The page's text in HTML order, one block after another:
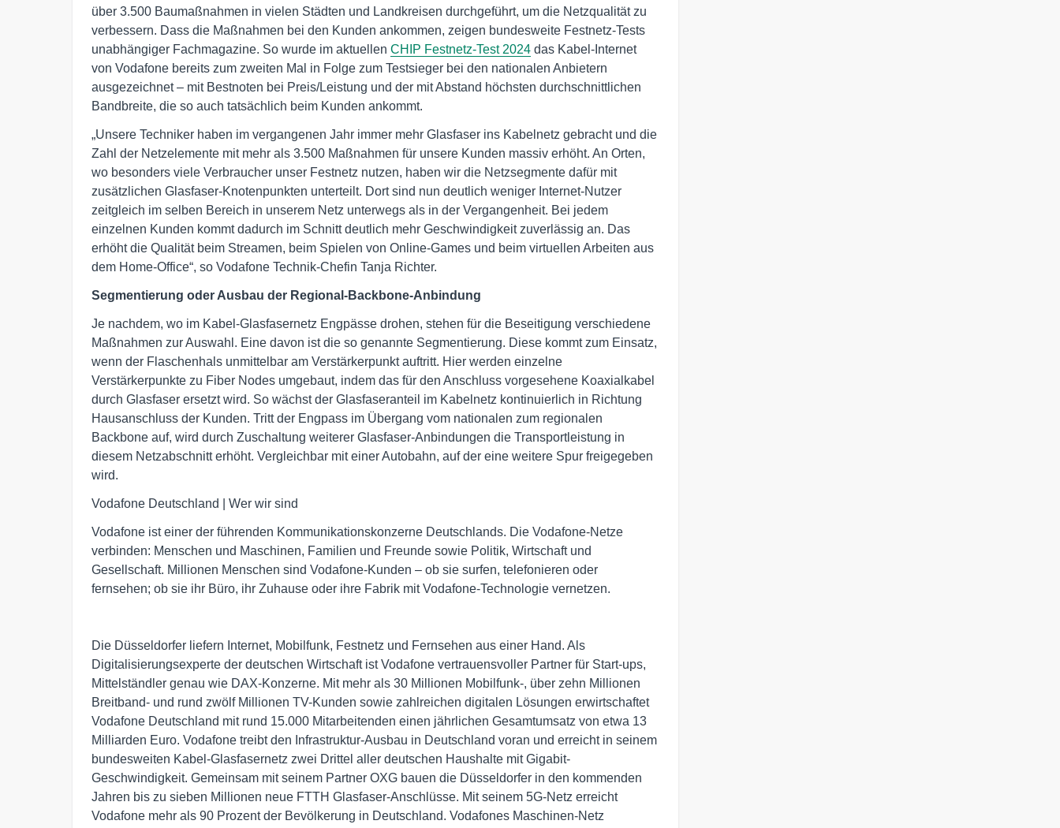
über 3.500 Baumaßnahmen in vielen Städten und Landkreisen durchgeführt, um die Netzqualität zu
verbessern. Dass die Maßnahmen bei den Kunden ankommen, zeigen bundesweite Festnetz-Tests
unabhängiger Fachmagazine. So wurde im aktuellen CHIP Festnetz-Test 2024 das Kabel-Internet
von Vodafone bereits zum zweiten Mal in Folge zum Testsieger bei den nationalen Anbietern
ausgezeichnet – mit Bestnoten bei Preis/Leistung und der mit Abstand höchsten durchschnittlichen
Bandbreite, die so auch tatsächlich beim Kunden ankommt.
„Unsere Techniker haben im vergangenen Jahr immer mehr Glasfaser ins Kabelnetz gebracht und die
Zahl der Netzelemente mit mehr als 3.500 Maßnahmen für unsere Kunden massiv erhöht. An Orten,
wo besonders viele Verbraucher unser Festnetz nutzen, haben wir die Netzsegmente dafür mit
zusätzlichen Glasfaser-Knotenpunkten unterteilt. Dort sind nun deutlich weniger Internet-Nutzer
zeitgleich im selben Bereich in unserem Netz unterwegs als in der Vergangenheit. Bei jedem
einzelnen Kunden kommt dadurch im Schnitt deutlich mehr Geschwindigkeit zuverlässig an. Das
erhöht die Qualität beim Streamen, beim Spielen von Online-Games und beim virtuellen Arbeiten aus
dem Home-Office“, so Vodafone Technik-Chefin Tanja Richter.
Segmentierung oder Ausbau der Regional-Backbone-Anbindung
Je nachdem, wo im Kabel-Glasfasernetz Engpässe drohen, stehen für die Beseitigung verschiedene
Maßnahmen zur Auswahl. Eine davon ist die so genannte Segmentierung. Diese kommt zum Einsatz,
wenn der Flaschenhals unmittelbar am Verstärkerpunkt auftritt. Hier werden einzelne
Verstärkerpunkte zu Fiber Nodes umgebaut, indem das für den Anschluss vorgesehene Koaxialkabel
durch Glasfaser ersetzt wird. So wächst der Glasfaseranteil im Kabelnetz kontinuierlich in Richtung
Hausanschluss der Kunden. Tritt der Engpass im Übergang vom nationalen zum regionalen
Backbone auf, wird durch Zuschaltung weiterer Glasfaser-Anbindungen die Transportleistung in
diesem Netzabschnitt erhöht. Vergleichbar mit einer Autobahn, auf der eine weitere Spur freigegeben
wird.
Vodafone Deutschland | Wer wir sind
Vodafone ist einer der führenden Kommunikationskonzerne Deutschlands. Die Vodafone-Netze
verbinden: Menschen und Maschinen, Familien und Freunde sowie Politik, Wirtschaft und
Gesellschaft. Millionen Menschen sind Vodafone-Kunden – ob sie surfen, telefonieren oder
fernsehen; ob sie ihr Büro, ihr Zuhause oder ihre Fabrik mit Vodafone-Technologie vernetzen.
Die Düsseldorfer liefern Internet, Mobilfunk, Festnetz und Fernsehen aus einer Hand. Als
Digitalisierungsexperte der deutschen Wirtschaft ist Vodafone vertrauensvoller Partner für Start-ups,
Mittelständler genau wie DAX-Konzerne. Mit mehr als 30 Millionen Mobilfunk-, über zehn Millionen
Breitband- und rund zwölf Millionen TV-Kunden sowie zahlreichen digitalen Lösungen erwirtschaftet
Vodafone Deutschland mit rund 15.000 Mitarbeitenden einen jährlichen Gesamtumsatz von etwa 13
Milliarden Euro. Vodafone treibt den Infrastruktur-Ausbau in Deutschland voran und erreicht in seinem
bundesweiten Kabel-Glasfasernetz zwei Drittel aller deutschen Haushalte mit Gigabit-
Geschwindigkeit. Gemeinsam mit seinem Partner OXG bauen die Düsseldorfer in den kommenden
Jahren bis zu sieben Millionen neue FTTH Glasfaser-Anschlüsse. Mit seinem 5G-Netz erreicht
Vodafone mehr als 90 Prozent der Bevölkerung in Deutschland. Vodafones Maschinen-Netz